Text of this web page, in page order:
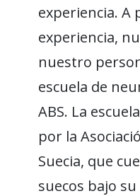
experiencia. A
experiencia,
nuestro
escuela de
ABS. La
por la
Suecia, que
suecos bajo